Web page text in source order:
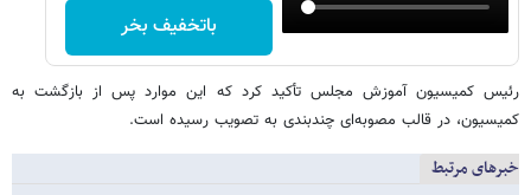
باتخفیف بخر
رئیس کمیسیون آموزش مجلس تأکید کرد که این موارد پس از بازگشت به
کمیسیون، در قالب مصوبه‌ای چندبندی به تصویب رسیده است.
خبرهای مرتبط